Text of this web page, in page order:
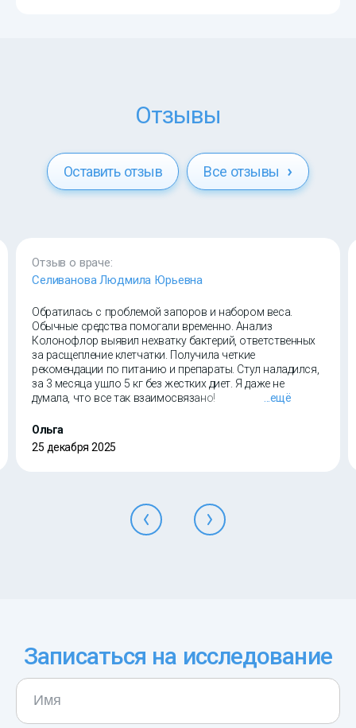
Отзывы
Оставить отзыв Все отзывы
Отзыв о враче:
Селиванова Людмила Юрьевна
Обратилась с проблемой запоров и набором веса.
Обычные средства помогали временно. Анализ
Колонофлор выявил нехватку бактерий, ответственных
за расщепление клетчатки. Получила четкие
рекомендации по питанию и препараты. Стул наладился,
за 3 месяца ушло 5 кг без жестких диет. Я даже не
думала, что все так взаимосвязано!
...ещё
Ольга
25 декабря 2025
Записаться на исследование